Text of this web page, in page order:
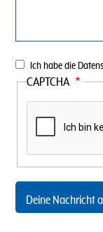
Ich habe die
CAPTCHA